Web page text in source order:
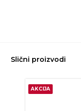
Slični proizvodi
AKCIJA